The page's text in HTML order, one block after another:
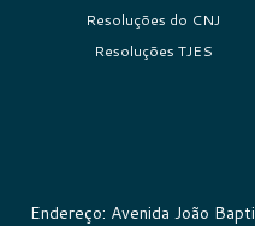
Resoluções do CNJ
Resoluções TJES
Endereço: Avenida João